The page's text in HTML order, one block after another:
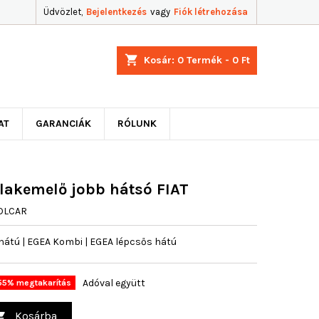
Üdvözlet, Bejelentkezés vagy Fiók létrehozása
shopping_cart Kosár: 0 Termék - 0 Ft
GARANCIÁK RÓLUNK
jobb hátsó FIAT
| EGEA Kombi | EGEA lépcsős hátú
megtakarítás Adóval együtt
Kosárba